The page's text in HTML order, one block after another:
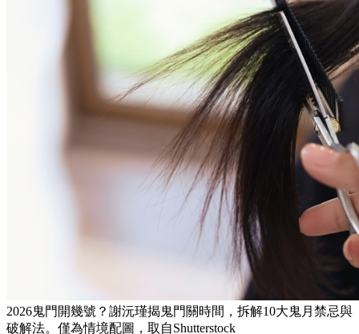
2026鬼門開幾號？謝沅瑾揭鬼門關時間，拆解10大鬼月禁忌與
破解法。僅為情境配圖，取自Shutterstock